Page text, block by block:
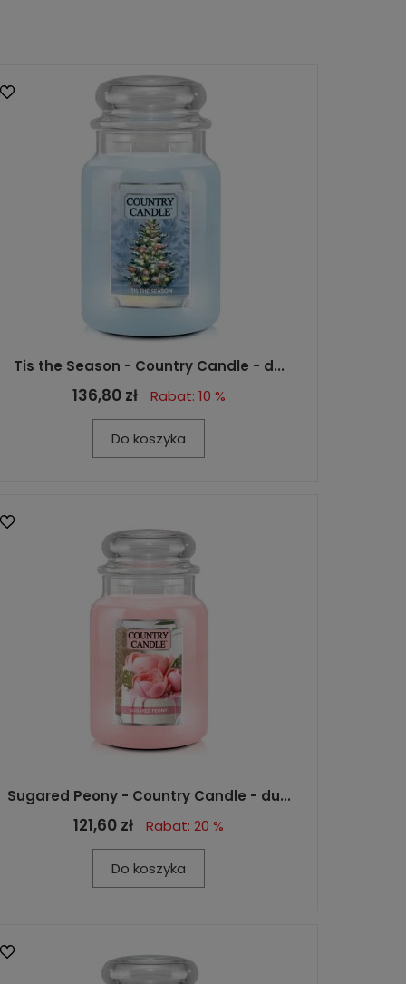
Tis the Season - Country Candle - d...
136,80 zł Rabat: 10 %
Do koszyka
Sugared Peony - Country Candle - du...
121,60 zł Rabat: 20 %
Do koszyka